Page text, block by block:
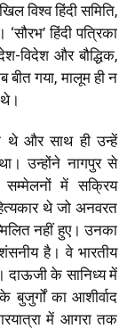
विश्व हिंदी समिति,
हिंदी पत्रिका
विदेश और बौद्धिक,
बीत गया, मालूम ही न
थे और साथ ही उन्हें
उन्होंने नागपुर से
सम्मेलनों में सक्रिय
थे जो अनवरत
नहीं हुए। उनका
है। वे भारतीय
दाऊजी के सानिध्य में
का आशीर्वाद
में आगरा तक